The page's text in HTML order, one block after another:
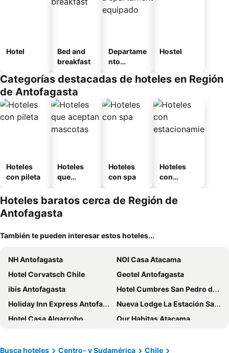
Hotel
Bed and
breakfast
Departame
nto
Hostel
Categorías destacadas de hoteles en Región
de Antofagasta
Hoteles
con pileta
Hoteles
que
mascotas
Hoteles
con spa
Hoteles
con
miento
Hoteles baratos cerca de Región de
Antofagasta
También te pueden interesar estos hoteles...
NH Antofagasta
NOI Casa Atacama
Hotel Corvatsch Chile
Geotel Antofagasta
ibis Antofagasta
Hotel Cumbres San Pedro de Atacama
Holiday Inn Express Antofagasta By Ihg
Nueva Lodge La Estación San Pedro de Atacama
Hotel Casa Algarrobo
Our Habitas Atacama
Ibis Styles Antofagasta
Atacama Lodge Rukazen
Busca hoteles Centro- y Sudamérica
Chile